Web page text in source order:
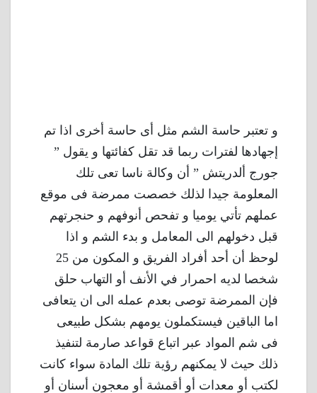
و تعتبر حاسة الشم مثل أى حاسة أخرى اذا تم
إجهادها لفترات ربما قد تقل كفائتها و يقول ”
جورج ألدريتش ” أن وكالة ناسا تعى تلك
المعلومة جيدا لذلك خصصت ممرضة فى موقع
عملهم تأتي يوميا و تفحص أنوفهم و حنجرتهم
قبل دخولهم الى المعامل و بدء الشم و اذا
لوحظ أن أحد أفراد الفريق و المكون من 25
شخصا لديه احمرار في الأنف أو التهاب حلق
فإن الممرضة توصى بعدم عمله الى ان يتعافى
اما الباقين فيستكملون يومهم بشكل طبيعى
فى شم المواد عبر اتباع قواعد صارمة لتنفيذ
ذلك حيث لا يمكنهم رؤية تلك المادة سواء كانت
لكتب أو معدات أو أقمشة أو معجون أسنان أو